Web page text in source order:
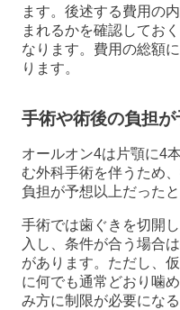
ます。後述する費用の
まれるかを確認してお
なります。費用の総額
ります。
手術や術後の負担
オールオン4は片顎に4
む外科手術を伴うため
負担が予想以上だった
手術では歯ぐきを切開
入し、条件が合う場合
があります。ただし、
に何でも通常どおり噛
み方に制限が必要にな